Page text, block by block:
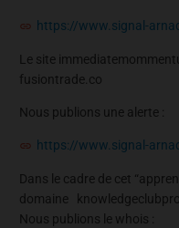
https://www.signal-
Le site
fusiontrade.co
Nous publions une alerte :
https://www.signal-
Dans le cadre de cet
domaine
Nous publions le whois :